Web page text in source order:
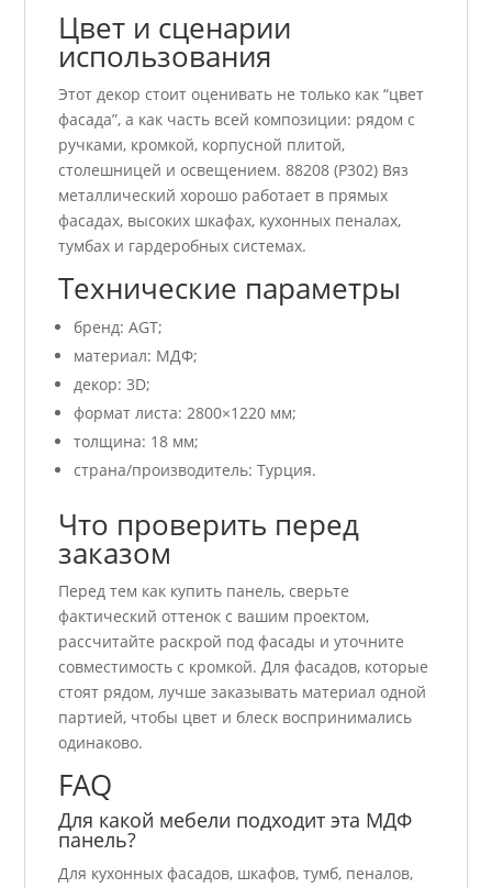
Цвет и сценарии
использования
Этот декор стоит оценивать не только как “цвет
фасада”, а как часть всей композиции: рядом с
ручками, кромкой, корпусной плитой,
столешницей и освещением. 88208 (P302) Вяз
металлический хорошо работает в прямых
фасадах, высоких шкафах, кухонных пеналах,
тумбах и гардеробных системах.
Технические параметры
бренд: AGT;
материал: МДФ;
декор: 3D;
формат листа: 2800×1220 мм;
толщина: 18 мм;
страна/производитель: Турция.
Что проверить перед
заказом
Перед тем как купить панель, сверьте
фактический оттенок с вашим проектом,
рассчитайте раскрой под фасады и уточните
совместимость с кромкой. Для фасадов, которые
стоят рядом, лучше заказывать материал одной
партией, чтобы цвет и блеск воспринимались
одинаково.
FAQ
Для какой мебели подходит эта МДФ
панель?
Для кухонных фасадов, шкафов, тумб, пеналов,